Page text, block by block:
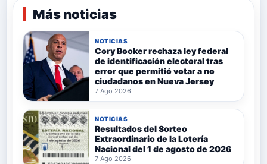
Más noticias
NOTICIAS
Cory Booker rechaza ley federal
de identificación electoral tras
error que permitió votar a no
ciudadanos en Nueva Jersey
7 Ago 2026
NOTICIAS
Resultados del Sorteo
Extraordinario de la Lotería
Nacional del 1 de agosto de 2026
7 Ago 2026